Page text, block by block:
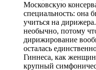
Московскую
специальность: она
учиться на
необычно, потому
дирижирование
осталась
Гиннеса, как
крупный